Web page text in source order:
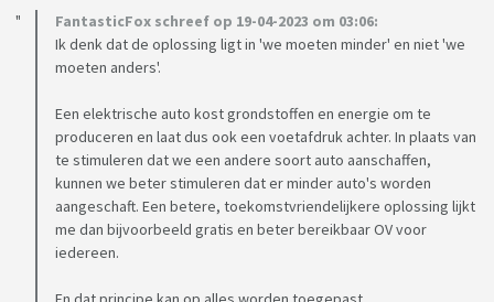
FantasticFox schreef op 19-04-2023 om 03:06:
Ik denk dat de oplossing ligt in 'we moeten minder' en niet 'we
moeten anders'.
Een elektrische auto kost grondstoffen en energie om te
produceren en laat dus ook een voetafdruk achter. In plaats van
te stimuleren dat we een andere soort auto aanschaffen,
kunnen we beter stimuleren dat er minder auto's worden
aangeschaft. Een betere, toekomstvriendelijkere oplossing lijkt
me dan bijvoorbeeld gratis en beter bereikbaar OV voor
iedereen.